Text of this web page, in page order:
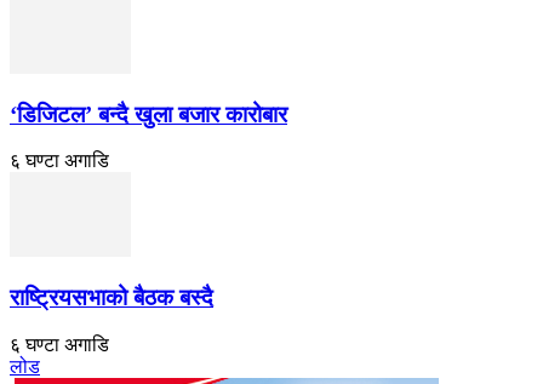
‘डिजिटल’ बन्दै खुला बजार कारोबार
६ घण्टा अगाडि
राष्ट्रियसभाको बैठक बस्दै
६ घण्टा अगाडि
लोड